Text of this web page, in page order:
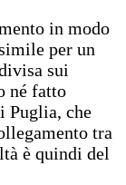
in modo
per un
sui
né fatto
Puglia, che
tra
è quindi del